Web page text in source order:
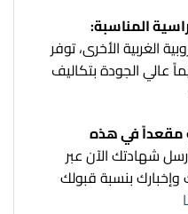
المناسبة:
الغربية الأخرى، توفر
عالي الجودة بتكاليف
في هذه
شهادتك الآن عبر
بنسبة قبولك